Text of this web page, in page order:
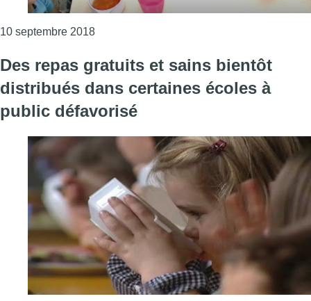
10 septembre 2018Consulter l'article "Des repas équilibrés et
Des repas gratuits et sains bientôt
distribués dans certaines écoles à
public défavorisé